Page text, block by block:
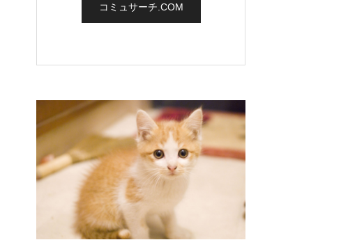
コミュサーチ.COM